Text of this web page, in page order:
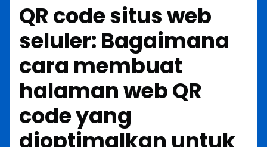
QR code situs web
seluler: Bagaimana
cara membuat
halaman web QR
code yang
dioptimalkan untuk